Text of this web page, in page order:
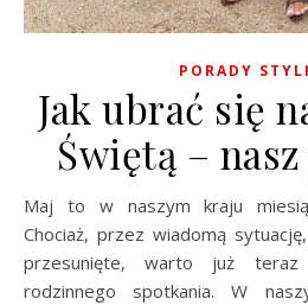
PORADY
Jak ubrać się
Świętą –
Maj to w naszym kraju miesiąc przyjęć komunijnych.
Chociaż, przez wiadomą
przesunięte, warto już
rodzinnego spotkania. W